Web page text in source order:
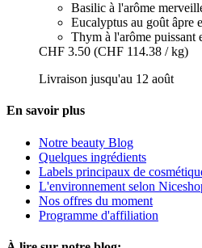
Basilic à l'arôme
Eucalyptus au goût âpre
Thym à l'arôme puissant
CHF 3.50 (CHF 114.38 / kg)
Livraison jusqu'au 12 août
En savoir plus
Notre beauty Blog
Quelques ingrédients
Labels principaux de
L'environnement selon
Nos offres du moment
Programme d'affiliation